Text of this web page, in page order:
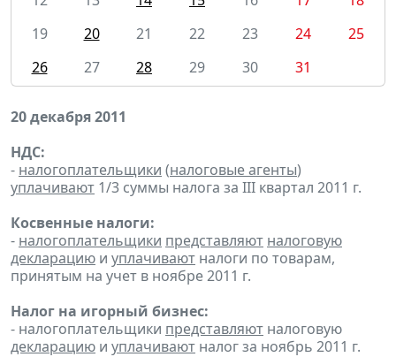
19
20 21 22 23 24
25
26
27 28 29 30 31
20 декабря 2011
НДС:
- налогоплательщики (налоговые агенты)
уплачивают 1/3 суммы налога за III квартал 2011 г.
Косвенные налоги:
- налогоплательщики представляют налоговую
декларацию и уплачивают налоги по товарам,
принятым на учет в ноябре 2011 г.
Налог на игорный бизнес:
- налогоплательщики представляют налоговую
декларацию и уплачивают налог за ноябрь 2011 г.